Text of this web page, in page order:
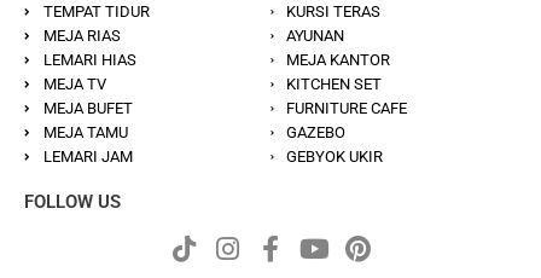
TEMPAT TIDUR
MEJA RIAS
LEMARI HIAS
MEJA TV
MEJA BUFET
MEJA TAMU
LEMARI JAM
KURSI TERAS
AYUNAN
MEJA KANTOR
KITCHEN SET
FURNITURE CAFE
GAZEBO
GEBYOK UKIR
FOLLOW US